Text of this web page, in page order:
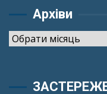
Архіви
Архіви